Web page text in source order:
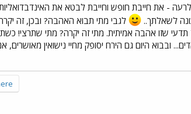
לרעה - את חייבת חופש וחייבת לבטא את
לשאלתך..
לגבי מתי תבוא האהבה? ובכן, זה
שזו אהבה אמיתית. מתי זה יקרה? מתי שתרצי!
ובבוא היום גם הירח יסופק מחיי נישואין מאושרים,